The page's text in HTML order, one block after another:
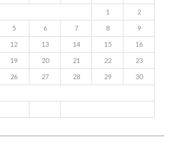
1 2
5 6 7 8 9
12 13 14 15 16
19 20 21 22 23
26 27 28 29 30